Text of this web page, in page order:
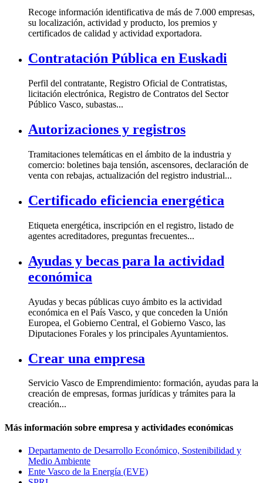
Recoge información identificativa de más de 7.000 empresas,
su localización, actividad y producto, los premios y
certificados de calidad y actividad exportadora.
Contratación Pública en Euskadi
Perfil del contratante, Registro Oficial de Contratistas,
licitación electrónica, Registro de Contratos del Sector
Público Vasco, subastas...
Autorizaciones y registros
Tramitaciones telemáticas en el ámbito de la industria y
comercio: boletines baja tensión, ascensores, declaración de
venta con rebajas, actualización del registro industrial...
Certificado eficiencia energética
Etiqueta energética, inscripción en el registro, listado de
agentes acreditadores, preguntas frecuentes...
Ayudas y becas para la actividad
económica
Ayudas y becas públicas cuyo ámbito es la actividad
económica en el País Vasco, y que conceden la Unión
Europea, el Gobierno Central, el Gobierno Vasco, las
Diputaciones Forales y los principales Ayuntamientos.
Crear una empresa
Servicio Vasco de Emprendimiento: formación, ayudas para la
creación de empresas, formas jurídicas y trámites para la
creación...
Más información sobre empresa y actividades económicas
Departamento de Desarrollo Económico, Sostenibilidad y
Medio Ambiente
Ente Vasco de la Energía (EVE)